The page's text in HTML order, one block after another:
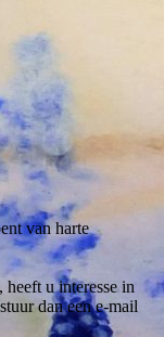
van harte
u interesse in
dan een e-mail